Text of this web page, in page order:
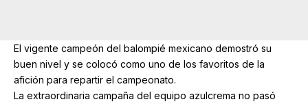
El vigente campeón del balompié mexicano demostró su
buen nivel y se colocó como uno de los favoritos de la
afición para repartir el campeonato.
La extraordinaria campaña del equipo azulcrema no pasó